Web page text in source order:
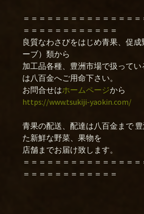
＝＝＝＝＝＝＝＝＝＝＝＝＝＝＝
＝＝＝＝＝＝＝＝＝＝＝＝
良質なわさびをはじめ青果、促
ーブ）類から
加工品各種、豊洲市場で扱って
は八百金へご用命下さい。
お問合せはホームページから
https://www.tsukiji-yaokin.com/
青果の配送、配達は八百金まで
た新鮮な野菜、果物を
店舗までお届け致します。
＝＝＝＝＝＝＝＝＝＝＝＝＝＝＝
＝＝＝＝＝＝＝＝＝＝＝＝